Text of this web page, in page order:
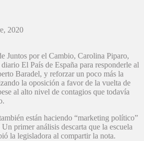
2020
Juntos por el Cambio, Carolina Piparo,
El País de España para responderle al
Baradel, y reforzar un poco más la
la oposición a favor de la vuelta de
al alto nivel de contagios que todavía
están haciendo “marketing político”
primer análisis descarta que la escuela
la legisladora al compartir la nota.